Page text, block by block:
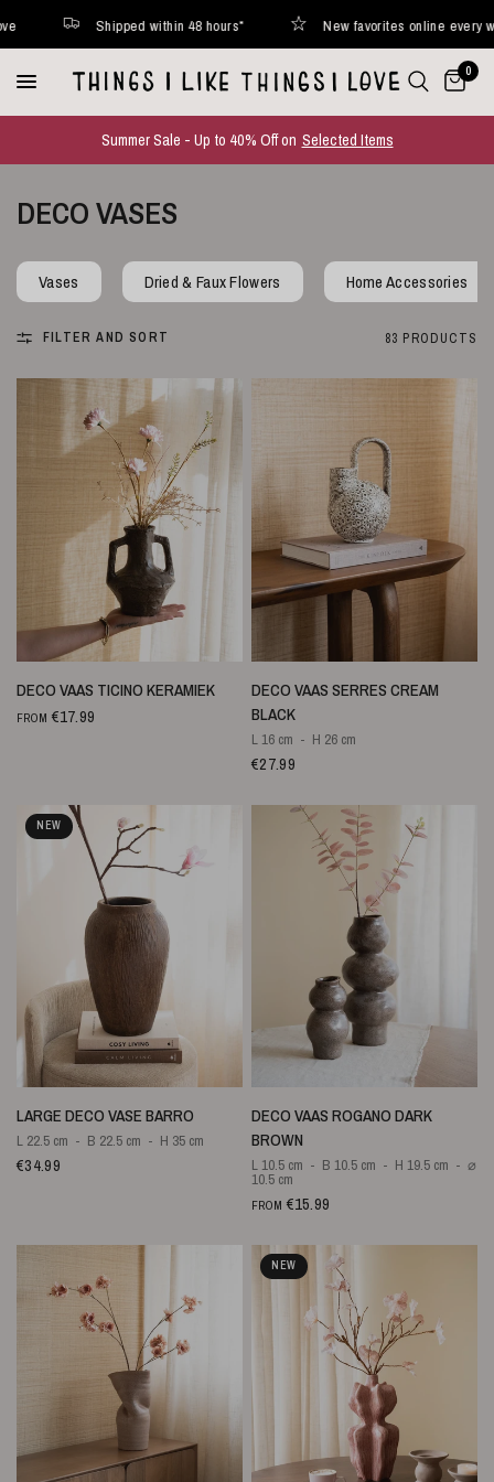
online every week Curated with love Shipped
0
Summer Sale - Up to 40% Off on Selected Items
DECO VASES
Vases Dried & Faux Flowers Home Accessories
FILTER AND SORT 83 PRODUCTS
QUICK VIEW
DECO VAAS TICINO KERAMIEK
FROM €17.99
QUICK VIEW
DECO VAAS SERRES CREAM
BLACK
L 16 cm H 26 cm
€27.99
NEW
QUICK VIEW
LARGE DECO VASE BARRO
L 22.5 cm B 22.5 cm H 35 cm
€34.99
QUICK VIEW
DECO VAAS ROGANO DARK
BROWN
L 10.5 cm B 10.5 cm H 19.5 cm ⌀
10.5 cm
FROM €15.99
NEW